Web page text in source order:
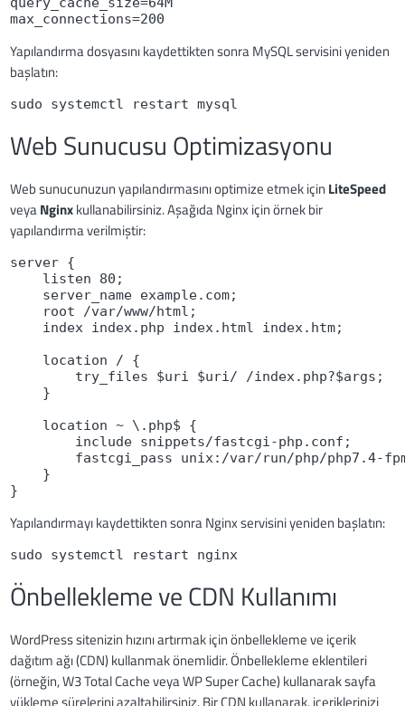
Yapılandırma dosyasını kaydettikten sonra MySQL servisini yeniden
başlatın:
sudo systemctl restart mysql
Web Sunucusu Optimizasyonu
Web sunucunuzun yapılandırmasını optimize etmek için LiteSpeed
veyaNginxkullanabilirsiniz. Aşağıda Nginx için örnek bir
yapılandırma verilmiştir:
server {
    listen 80;
    server_name example.com;
    root /var/www/html;
    index index.php index.html index.htm;
    location / {
        try_files $uri $uri/ /index.php?$args;
    }
    location ~ \.php$ {
        include snippets/fastcgi-php.conf;
fastcgi_pass unix:/var/run/php/php7.4-
    }
}
Yapılandırmayı kaydettikten sonra Nginx servisini yeniden başlatın:
sudo systemctl restart nginx
Önbellekleme ve CDN Kullanımı
WordPress sitenizin hızını artırmak için önbellekleme ve içerik
dağıtım ağı (CDN) kullanmak önemlidir. Önbellekleme eklentileri
(örneğin, W3 Total Cache veya WP Super Cache) kullanarak sayfa